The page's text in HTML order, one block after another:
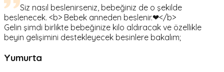
Siz nasıl beslenirseniz, bebeğiniz de o şekilde
beslenecek. <b> Bebek anneden beslenir.❤</b>
Gelin şimdi birlikte bebeğinize kilo aldıracak ve özellikle
beyin gelişimini destekleyecek besinlere bakalım;
Yumurta